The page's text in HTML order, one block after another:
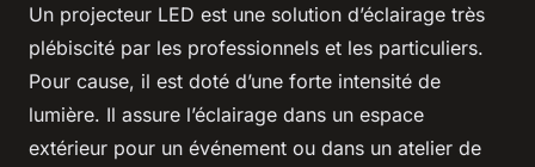
Un projecteur LED est une solution d’éclairage très
plébiscité par les professionnels et les particuliers.
Pour cause, il est doté d’une forte intensité de
lumière. Il assure l’éclairage dans un espace
extérieur pour un événement ou dans un atelier de